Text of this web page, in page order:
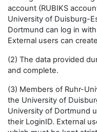
account (RUBIKS
University of Duisburg-
Dortmund can log in
External users can
(2) The data provided
and complete.
(3) Members of Ruhr-
the University of
University of Dortmund
their LoginID. External